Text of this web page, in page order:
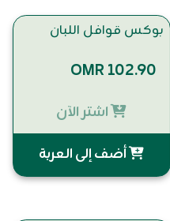
بوكس قوافل اللبان
OMR 102.90
اشتر الآن
أضف إلى العربة